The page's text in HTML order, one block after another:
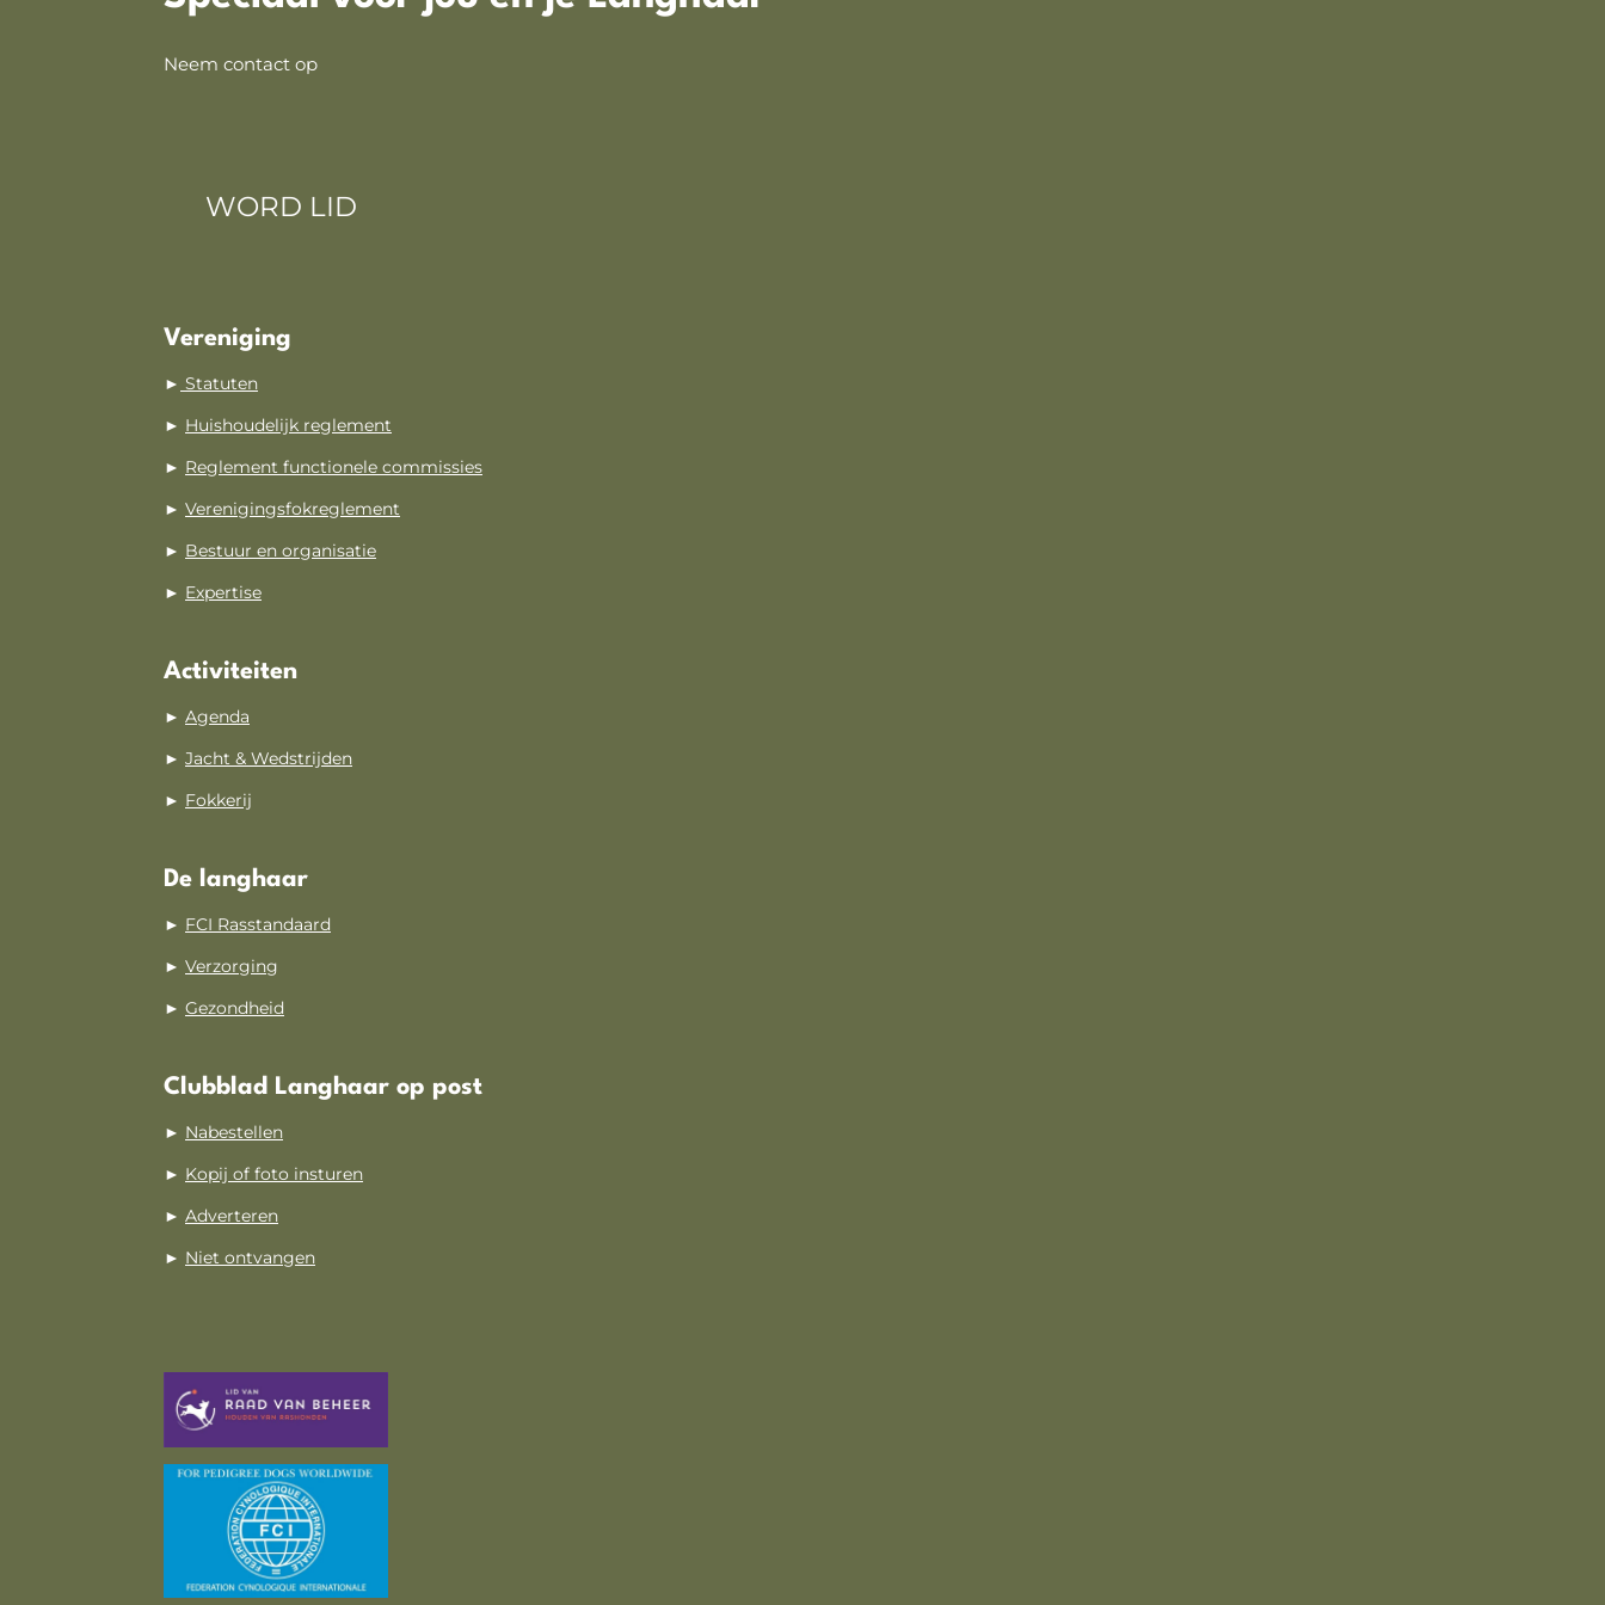
Neem contact op
WORD LID
Vereniging
► Statuten
► Huishoudelijk reglement
► Reglement functionele commissies
► Verenigingsfokreglement
► Bestuur en organisatie
► Expertise
Activiteiten
► Agenda
► Jacht & Wedstrijden
► Fokkerij
De langhaar
► FCI Rasstandaard
► Verzorging
► Gezondheid
Clubblad Langhaar op post
► Nabestellen
► Kopij of foto insturen
► Adverteren
► Niet ontvangen